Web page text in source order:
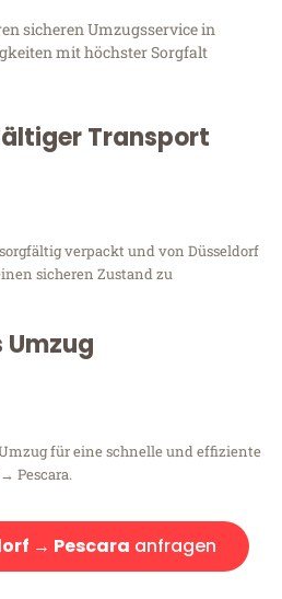
sicheren Umzugsservice in
mit höchster Sorgfalt
Transport
verpackt und von Düsseldorf
sicheren Zustand zu
Umzug
für eine schnelle und effiziente
Pescara.
→ Pescara anfragen